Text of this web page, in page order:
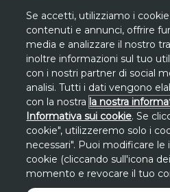
fare un regalo a una
Gli sconti sono riferiti
degli ultimi 30 giorni
non
**PromozionePromo
solo dal 7 al 10
Losconto di 30€si
Se accetti, utilizziamo i
contenuti e annunci, offrire
media e analizzare il nostro
inoltre informazioni sul tuo
con i nostri partner di social
analisi. Tutti i dati vengono
con la nostra la nostra
Informativa sui cookie. Se
cookie", utilizzeremo solo i
necessari". Puoi modificare
cookie (cliccando sull'icona
momento e revocare il tuo